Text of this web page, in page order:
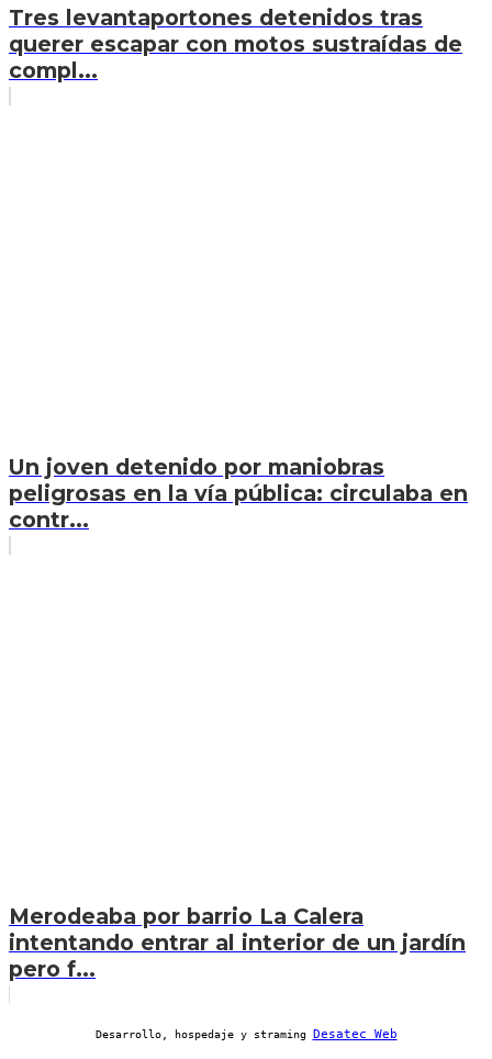
Tres levantaportones detenidos tras
querer escapar con motos sustraídas de
compl...
Un joven detenido por maniobras
peligrosas en la vía pública: circulaba en
contr...
Merodeaba por barrio La Calera
intentando entrar al interior de un jardín
pero f...
Desarrollo, hospedaje y straming Desatec Web